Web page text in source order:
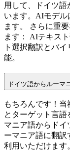
用して、ドイツ
います。AIモデル
ます。 さらに重
ます： AIテキス
ト選択翻訳とバ
能。
ドイツ語からルーマ
もちろんです！
とターゲット言
マニア語からド
ーマニア語に翻
利用いただけます